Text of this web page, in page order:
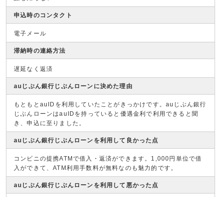
申込時のコンタクト
電子メール
滞納時の連絡方法
遅延なく返済
auじぶん銀行じぶんローンに決めた理由
もともとauIDを利用していたことがきっかけです。auじぶん銀行
じぶんローンはauIDを持っていると優遇金利で利用できると聞
き、申込に至りました。
auじぶん銀行じぶんローンを利用して良かった点
コンビニの提携ATMで借入・返済ができます。1,000円単位で借
入ができて、ATM利用手数料が無料なのも魅力的です。
auじぶん銀行じぶんローンを利用して悪かった点